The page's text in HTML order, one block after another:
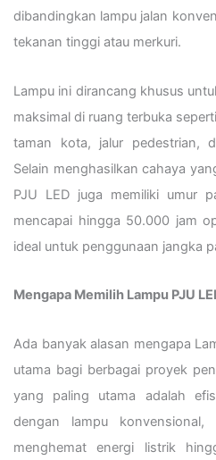
dibandingkan lampu jalan
tekanan tinggi atau merkuri.
Lampu ini dirancang khusus
maksimal di ruang terbuka
taman kota, jalur pedestrian,
Selain menghasilkan cahaya
PJU LED juga memiliki umur
mencapai hingga 50.000 jam
ideal untuk penggunaan jangka
Mengapa Memilih Lampu PJU
Ada banyak alasan mengapa
utama bagi berbagai proyek
yang paling utama adalah
dengan lampu
menghemat energi listrik